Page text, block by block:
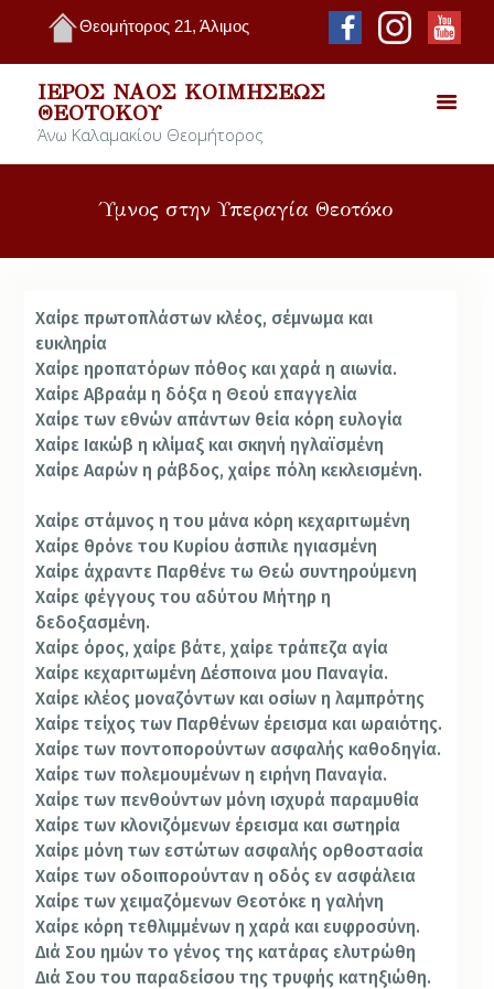
Θεομήτορος 21, Άλιμος
ΙΕΡΌΣ ΝΑΌΣ ΚΟΙΜΉΣΕΩΣ
ΘΕΟΤΌΚΟΥ
Άνω Καλαμακίου Θεομήτορος
Ύμνος στην Υπεραγία Θεοτόκο
Χαίρε πρωτοπλάστων κλέος, σέμνωμα και
ευκληρία
Χαίρε ηροπατόρων πόθος και χαρά η αιωνία.
Χαίρε Αβραάμ η δόξα η Θεού επαγγελία
Χαίρε των εθνών απάντων θεία κόρη ευλογία
Χαίρε Ιακώβ η κλίμαξ και σκηνή ηγλαϊσμένη
Χαίρε Ααρών η ράβδος, χαίρε πόλη κεκλεισμένη.
Χαίρε στάμνος η του μάνα κόρη κεχαριτωμένη
Χαίρε θρόνε του Κυρίου άσπιλε ηγιασμένη
Χαίρε άχραντε Παρθένε τω Θεώ συντηρούμενη
Χαίρε φέγγους του αδύτου Μήτηρ η
δεδοξασμένη.
Χαίρε όρος, χαίρε βάτε, χαίρε τράπεζα αγία
Χαίρε κεχαριτωμένη Δέσποινα μου Παναγία.
Χαίρε κλέος μοναζόντων και οσίων η λαμπρότης
Χαίρε τείχος των Παρθένων έρεισμα και ωραιότης.
Χαίρε των ποντοπορούντων ασφαλής καθοδηγία.
Χαίρε των πολεμουμένων η ειρήνη Παναγία.
Χαίρε των πενθούντων μόνη ισχυρά παραμυθία
Χαίρε των κλονιζόμενων έρεισμα και σωτηρία
Χαίρε μόνη των εστώτων ασφαλής ορθοστασία
Χαίρε των οδοιπορούνταν η οδός εν ασφάλεια
Χαίρε των χειμαζόμενων Θεοτόκε η γαλήνη
Χαίρε κόρη τεθλιμμένων η χαρά και ευφροσύνη.
Διά Σου ημών το γένος της κατάρας ελυτρώθη
Διά Σου του παραδείσου της τρυφής κατηξιώθη.